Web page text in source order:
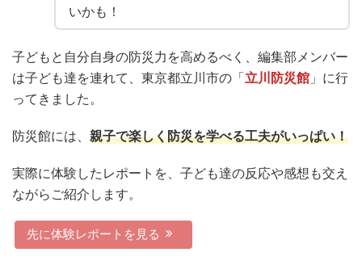
いかも！
子どもと自分自身の防災力を高めるべく、編集部メンバー
は子ども達を連れて、東京都立川市の「立川防災館 」に行
ってきました。
防災館には、 親子で楽しく防災を学べる工夫がいっぱい！
実際に体験したレポートを、子ども達の反応や感想も交え
ながらご紹介します。
先に体験レポートを見る